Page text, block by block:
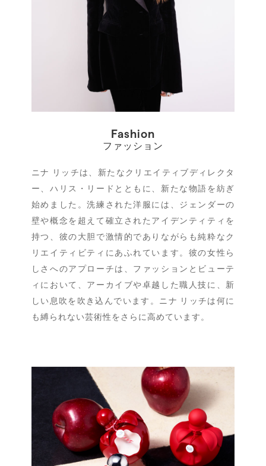
Fashion
ファッション
ニナ リッチは、新たなクリエイティブディレクタ
ー、ハリス・リードとともに、新たな物語を紡ぎ
始めました。洗練された洋服には、ジェンダーの
壁や概念を超えて確立されたアイデンティティを
持つ、彼の大胆で激情的でありながらも純粋なク
リエイティビティにあふれています。彼の女性ら
しさへのアプローチは、ファッションとビューテ
ィにおいて、アーカイブや卓越した職人技に、新
しい息吹を吹き込んでいます。ニナ リッチは何に
も縛られない芸術性をさらに高めています。